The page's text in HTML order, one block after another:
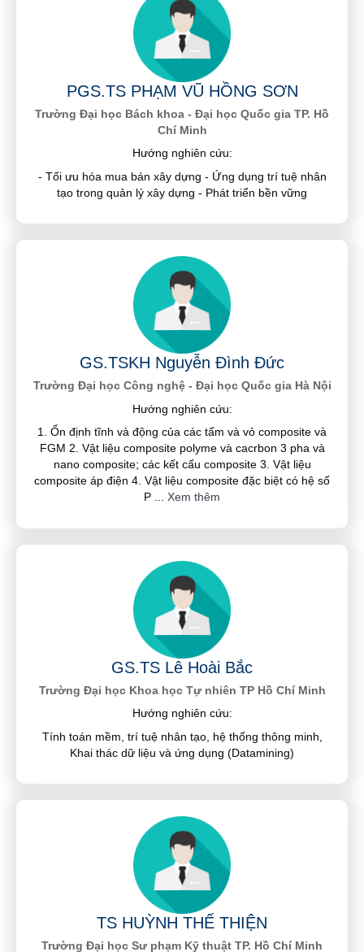
PGS.TS PHẠM VŨ HỒNG SƠN
Trường Đại học Bách khoa - Đại học Quốc gia TP. Hồ
Chí Minh
Hướng nghiên cứu:
- Tối ưu hóa mua bán xây dựng - Ứng dụng trí tuệ nhân
tạo trong quản lý xây dựng - Phát triển bền vững
GS.TSKH Nguyễn Đình Đức
Trường Đại học Công nghệ - Đại học Quốc gia Hà Nội
Hướng nghiên cứu:
1. Ổn định tĩnh và động của các tấm và vỏ composite và
FGM 2. Vật liệu composite polyme và cacrbon 3 pha và
nano composite; các kết cấu composite 3. Vật liệu
composite áp điện 4. Vật liệu composite đặc biệt có hệ số
P
Xem thêm
GS.TS Lê Hoài Bắc
Trường Đại học Khoa học Tự nhiên TP Hồ Chí Minh
Hướng nghiên cứu:
Tính toán mềm, trí tuệ nhân tạo, hệ thống thông minh,
Khai thác dữ liệu và ứng dụng (Datamining)
TS HUỲNH THẾ THIỆN
Trường Đại học Sư phạm Kỹ thuật TP. Hồ Chí Minh